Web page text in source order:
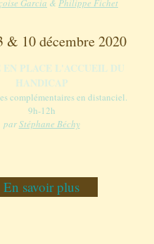
Garcia & Philippe Fichet
& 10 décembre 2020
EN PLACE L'ACCUEIL DU
HANDICAP
complémentaires en distanciel.
9h-12h
parStéphane Béchy
En savoir plus